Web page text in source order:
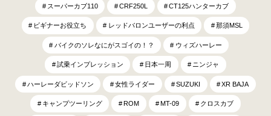
スーパーカブ110 CRF250L CT125ハンターカブ
ビギナーお役立ち レッドバロンユーザーの利点 那須MSL
バイクのソレなにがスゴイの！？ ウィズハーレー
試乗インプレッション 日本一周 ニンジャ
ハーレーダビッドソン 女性ライダー SUZUKI XR BAJA
キャンプツーリング ROM MT-09 クロスカブ